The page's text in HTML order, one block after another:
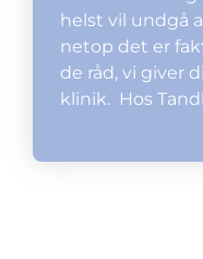
helst vil undgå
netop det er
de råd, vi giver
klinik. Hos